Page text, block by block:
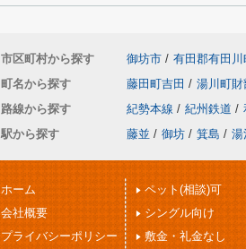
市区町村から探す 御坊市 / 有田郡有田川
町名から探す
藤田町吉田 / 湯川町財
路線から探す
紀勢本線 / 紀州鉄道 /
駅から探す
藤並 / 御坊 / 箕島 / 湯
ホーム
会社概要
プライバシーポリシー
ペット(相談)可
シングル向け
敷金・礼金なし